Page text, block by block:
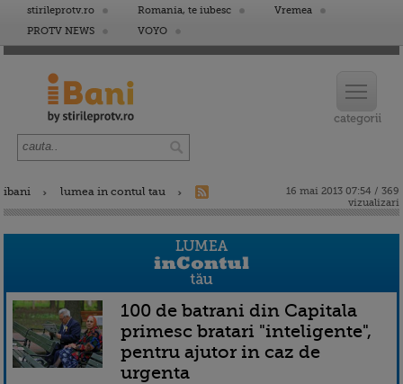
stirileprotv.ro Romania, te iubesc
Vremea
PROTV NEWS
VOYO
ibani lumea in contul tau
16 mai 2013 07:54 / 369
vizualizari
100 de batrani din Capitala
primesc bratari "inteligente",
pentru ajutor in caz de
urgenta